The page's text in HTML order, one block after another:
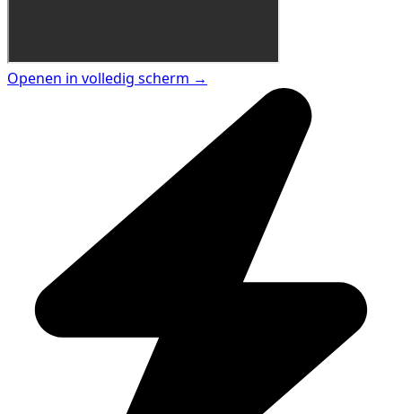
Openen in volledig scherm →